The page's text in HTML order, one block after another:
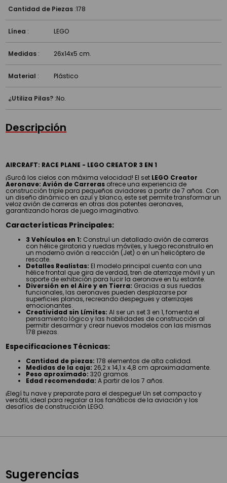
Cantidad de Piezas :178
Línea : LEGO
Medidas : 26x14x5 cm.
Material : Plástico
¿Utiliza Pilas? :No.
Descripción
AIRCRAFT: RACE PLANE - LEGO CREATOR 3 EN 1
¡Surcá los cielos con máxima velocidad! El set LEGO Creator
Aeronave: Avión de Carreras ofrece una experiencia de
construcción triple para pequeños aviadores a partir de 7 años. Con
un diseño dinámico en azul y blanco, este set permite transformar un
veloz avión de carreras en otras dos potentes aeronaves,
garantizando horas de juego imaginativo.
Características Principales:
3 Vehículos en 1: Construí un detallado avión de carreras
con hélice giratoria y ruedas móviles, y luego reconstruilo en
un moderno avión a reacción (Jet) o en un helicóptero de
rescate.
Detalles Realistas: El modelo principal cuenta con una
hélice frontal que gira de verdad, tren de aterrizaje móvil y un
soporte de exhibición para lucir la aeronave en tu estante.
Diversión en el Aire y en Tierra: Gracias a sus ruedas
funcionales, las aeronaves pueden desplazarse por
superficies planas, recreando despegues y aterrizajes
emocionantes.
Creatividad sin Límites: Al ser un set 3 en 1, fomenta el
pensamiento lógico y las habilidades de construcción al
permitir desarmar y crear nuevos modelos con las mismas
178 piezas.
Especificaciones Técnicas:
Cantidad de piezas: 178 elementos de alta calidad.
Medidas de la caja: 26,2 x 14,1 x 4,8 cm aproximadamente.
Peso aproximado: 320 gramos.
Edad recomendada: A partir de los 7 años.
¡Elegí tu nave y preparate para el despegue! Un set compacto y
versátil, ideal para regalar a los fanáticos de la aviación y los
desafíos de construcción LEGO.
Sugerencias